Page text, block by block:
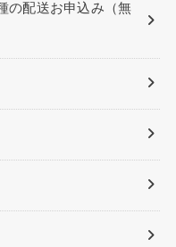
の配送お申込み（無